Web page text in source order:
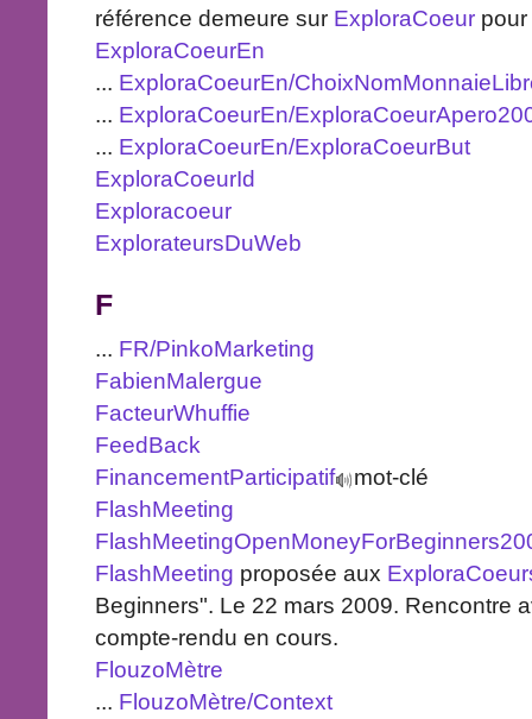
référence demeure sur ExploraCoeur
ExploraCoeurEn
... ExploraCoeurEn/
... ExploraCoeurEn/
... ExploraCoeurEn/ExploraCoeurBut
ExploraCoeurId
Exploracoeur
ExplorateursDuWeb
F
... FR/PinkoMarketing
FabienMalergue
FacteurWhuffie
FeedBack
FinancementParticipatif
mot-clé
FlashMeeting
FlashMeeting proposée aux
Beginners". Le 22 mars 2009. Rencontre
compte-rendu en cours.
FlouzoMètre
... FlouzoMètre/Context